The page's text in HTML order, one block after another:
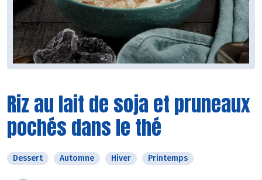
Riz au lait de soja et pruneaux
pochés dans le thé
Dessert Automne Hiver Printemps